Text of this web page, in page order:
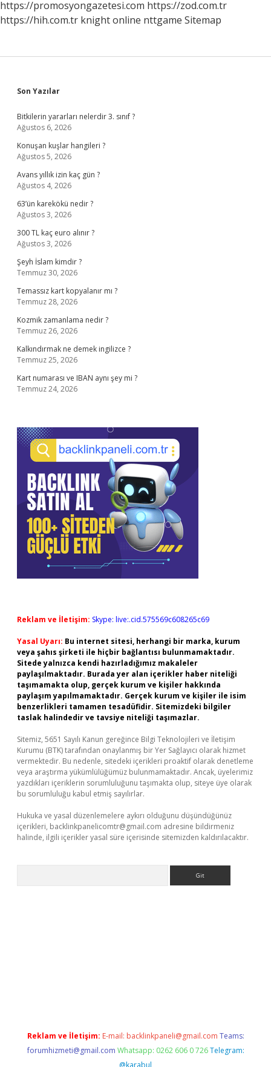
Kredi
Çekebilir
https://promosyongazetesi.com https://zod.com.tr
https://hih.com.tr knight online nttgame Sitemap
Sidebar
Son Yazılar
Bitkilerin yararları nelerdir 3. sınıf ?
Ağustos 6, 2026
Konuşan kuşlar hangileri ?
Ağustos 5, 2026
Avans yıllık izin kaç gün ?
Ağustos 4, 2026
63’ün karekökü nedir ?
Ağustos 3, 2026
300 TL kaç euro alınır ?
Ağustos 3, 2026
Şeyh İslam kimdir ?
Temmuz 30, 2026
Temassız kart kopyalanır mı ?
Temmuz 28, 2026
Kozmik zamanlama nedir ?
Temmuz 26, 2026
Kalkındırmak ne demek ingilizce ?
Temmuz 25, 2026
Kart numarası ve IBAN aynı şey mi ?
Temmuz 24, 2026
Reklam ve İletişim: Skype: live:.cid.575569c608265c69
Yasal Uyarı: Bu internet sitesi, herhangi bir marka, kurum
veya şahıs şirketi ile hiçbir bağlantısı bulunmamaktadır.
Sitede yalnızca kendi hazırladığımız makaleler
paylaşılmaktadır. Burada yer alan içerikler haber niteliği
taşımamakta olup, gerçek kurum ve kişiler hakkında
paylaşım yapılmamaktadır. Gerçek kurum ve kişiler ile isim
benzerlikleri tamamen tesadüfidir. Sitemizdeki bilgiler
taslak halindedir ve tavsiye niteliği taşımazlar.
Sitemiz, 5651 Sayılı Kanun gereğince Bilgi Teknolojileri ve İletişim
Kurumu (BTK) tarafından onaylanmış bir Yer Sağlayıcı olarak hizmet
vermektedir. Bu nedenle, sitedeki içerikleri proaktif olarak denetleme
veya araştırma yükümlülüğümüz bulunmamaktadır. Ancak, üyelerimiz
yazdıkları içeriklerin sorumluluğunu taşımakta olup, siteye üye olarak
bu sorumluluğu kabul etmiş sayılırlar.
Hukuka ve yasal düzenlemelere aykırı olduğunu düşündüğünüz
içerikleri, backlinkpanelicomtr@gmail.com adresine bildirmeniz
halinde, ilgili içerikler yasal süre içerisinde sitemizden kaldırılacaktır.
Reklam ve İletişim: E-mail: backlinkpaneli@gmail.com Teams:
forumhizmeti@gmail.com Whatsapp: 0262 606 0 726 Telegram:
@karabul